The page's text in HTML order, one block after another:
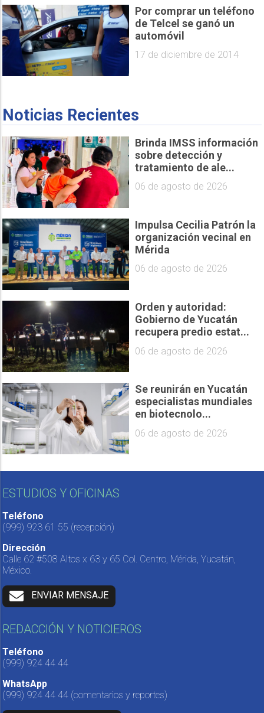
Por comprar un teléfono
de Telcel se ganó un
automóvil
17 de diciembre de 2014
Noticias Recientes
Brinda IMSS información
sobre detección y
tratamiento de ale...
06 de agosto de 2026
Impulsa Cecilia Patrón la
organización vecinal en
Mérida
06 de agosto de 2026
Orden y autoridad:
Gobierno de Yucatán
recupera predio estat...
06 de agosto de 2026
Se reunirán en Yucatán
especialistas mundiales
en biotecnolo...
06 de agosto de 2026
ESTUDIOS Y OFICINAS
Teléfono
(999) 923 61 55 (recepción)
Dirección
Calle 62 #508 Altos x 63 y 65 Col. Centro, Mérida, Yucatán,
México.
ENVIAR MENSAJE
REDACCIÓN Y NOTICIEROS
Teléfono
(999) 924 44 44
WhatsApp
(999) 924 44 44 (comentarios y reportes)